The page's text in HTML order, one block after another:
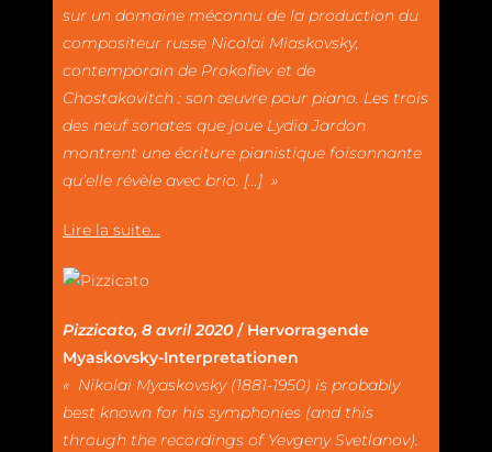
sur un domaine méconnu de la production du
compositeur russe Nicolai Miaskovsky,
contemporain de Prokofiev et de
Chostakovitch : son œuvre pour piano. Les trois
des neuf sonates que joue Lydia Jardon
montrent une écriture pianistique foisonnante
qu’elle révèle avec brio. […] »
Lire la suite…
Pizzicato, 8 avril 2020/ Hervorragende
Myaskovsky-Interpretationen
« Nikolai Myaskovsky (1881-1950) is probably
best known for his symphonies (and this
through the recordings of Yevgeny Svetlanov).